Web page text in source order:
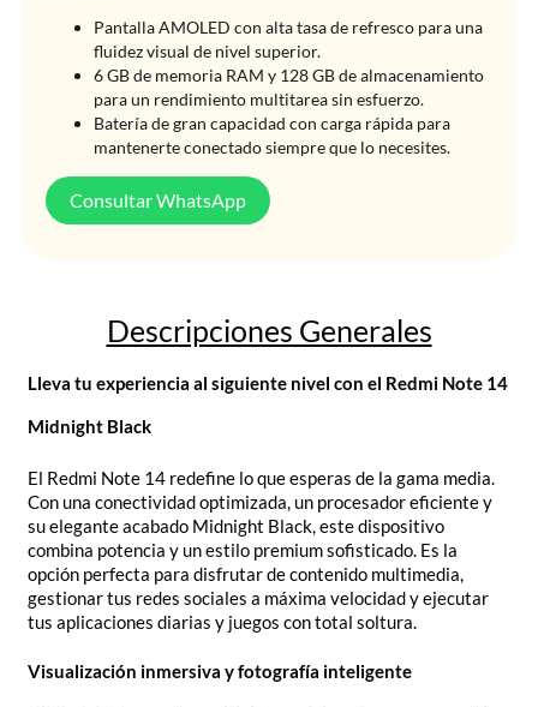
Pantalla AMOLED con alta tasa de refresco para una
fluidez visual de nivel superior.
6 GB de memoria RAM y 128 GB de almacenamiento
para un rendimiento multitarea sin esfuerzo.
Batería de gran capacidad con carga rápida para
mantenerte conectado siempre que lo necesites.
Consultar WhatsApp
Descripciones Generales
Lleva tu experiencia al siguiente nivel con el Redmi Note 14
Midnight Black
El Redmi Note 14 redefine lo que esperas de la gama media.
Con una conectividad optimizada, un procesador eficiente y
su elegante acabado Midnight Black, este dispositivo
combina potencia y un estilo premium sofisticado. Es la
opción perfecta para disfrutar de contenido multimedia,
gestionar tus redes sociales a máxima velocidad y ejecutar
tus aplicaciones diarias y juegos con total soltura.
Visualización inmersiva y fotografía inteligente